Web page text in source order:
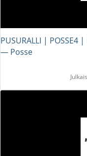
PUSURALLI | POSSE4 |
― Posse